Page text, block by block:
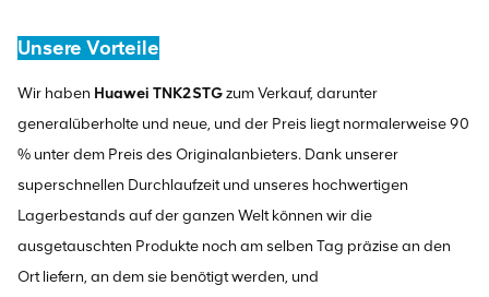
Unsere Vorteile
Wir haben Huawei TNK2STGzum Verkauf, darunter
generalüberholte und neue, und der Preis liegt normalerweise 90
% unter dem Preis des Originalanbieters. Dank unserer
superschnellen Durchlaufzeit und unseres hochwertigen
Lagerbestands auf der ganzen Welt können wir die
ausgetauschten Produkte noch am selben Tag präzise an den
Ort liefern, an dem sie benötigt werden, und